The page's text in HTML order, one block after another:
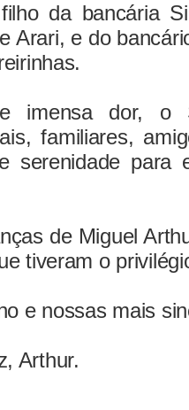
da bancária
Arari, e do
imensa dor, o
familiares,
serenidade para
de Miguel
tiveram o
e nossas mais
Arthur.